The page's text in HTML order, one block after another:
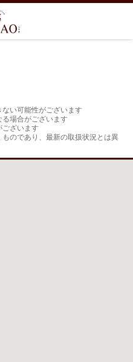
い可能性がございます
場合がございます
ざいます
のであり、最新の取扱状況とは異